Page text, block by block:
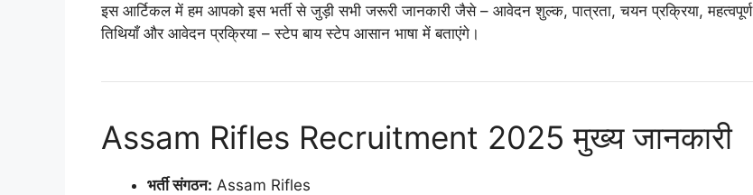
इस आर्टिकल में हम आपको इस भर्ती से जुड़ी सभी जरूरी जानकारी जैसे – आवेदन शुल्क, पात्रता, चयन प्रक्रिया, महत्वपूर्ण
तिथियाँ और आवेदन प्रक्रिया – स्टेप बाय स्टेप आसान भाषा में बताएंगे।
Assam Rifles Recruitment 2025 मुख्य जानकारी
भर्ती संगठन: Assam Rifles